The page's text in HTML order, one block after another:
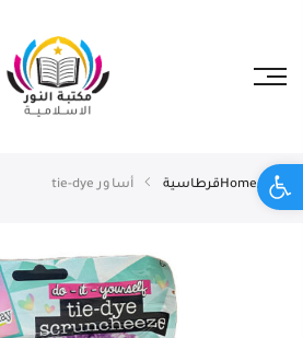
Open toolbar
Homeقرطاسية أساور tie-dye